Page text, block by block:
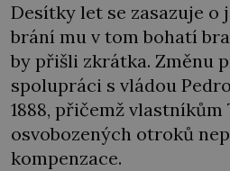
Desítky let se zasazuje o
brání mu v tom bohatí
by přišli zkrátka. Změnu
spolupráci s vládou
1888, přičemž vlastníkům
osvobozených otroků
kompenzace.